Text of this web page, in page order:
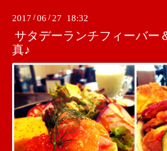
2017 /06 / 27 18:32
サタデーランチフィーバー
真♪